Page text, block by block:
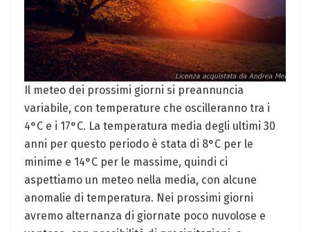
Il‌ meteo dei​ prossimi giorni si preannuncia
variabile, con temperature che oscilleranno tra i
4°C e i 17°C. La temperatura media degli ultimi 30
anni per questo periodo è stata di 8°C per⁤ le
minime e 14°C per ⁢le massime, quindi ci
aspettiamo un meteo nella media, con alcune
anomalie di temperatura. Nei prossimi giorni
avremo alternanza⁣ di ⁣giornate poco nuvolose e